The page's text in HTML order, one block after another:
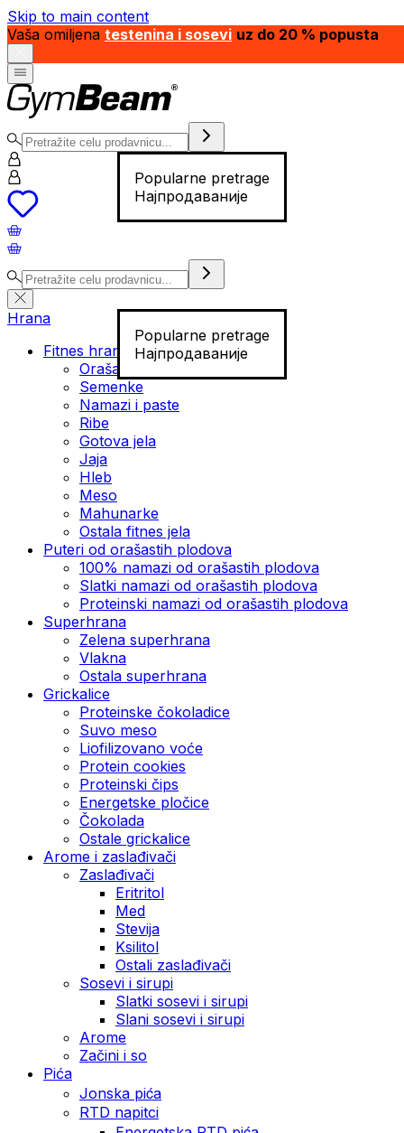
Skip to main content
Vaša omiljena testenina i sosevi uz do 20 % popusta
Popularne pretrage
Најпродаваније
Popularne pretrage
Најпродаваније
Hrana
Fitnes hrana
Orašasti plodovi
Semenke
Namazi i paste
Ribe
Gotova jela
Јаја
Hleb
Meso
Mahunarke
Ostala fitnes jela
Puteri od orašastih plodova
100% namazi od orašastih plodova
Slatki namazi od orašastih plodova
Proteinski namazi od orašastih plodova
Superhrana
Zelena superhrana
Vlakna
Ostala superhrana
Grickalice
Proteinske čokoladice
Suvo meso
Liofilizovano voće
Protein cookies
Proteinski čips
Energetske pločice
Čokolada
Ostale grickalice
Arome i zaslađivači
Zaslađivači
Eritritol
Med
Stevija
Ksilitol
Ostali zaslađivači
Sosevi i sirupi
Slatki sosevi i sirupi
Slani sosevi i sirupi
Arome
Začini i so
Pića
Jonska pića
RTD napitci